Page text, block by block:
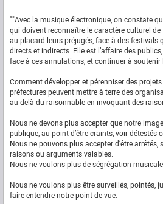
""Avec la musique électronique, on constate
qui doivent reconnaître le caractère culturel
au placard leurs préjugés, face à des festivals
directs et indirects. Elle est l’affaire des
face à ces annulations, et continuer à
Comment développer et pérenniser des
préfectures peuvent mettre à terre des
au-delà du raisonnable en invoquant des
Nous ne devons plus accepter que notre
publique, au point d’être craints, voir détestés
Nous ne pouvons plus accepter d’être
raisons ou arguments valables.
Nous ne voulons plus de ségrégation
Nous ne voulons plus être surveillés, pointés,
faire entendre notre point de vue.